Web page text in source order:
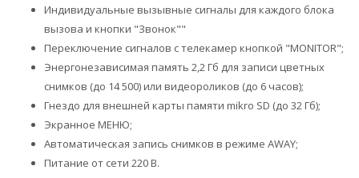
Индивидуальные вызывные сигналы для каждого блока
вызова и кнопки "Звонок""
Переключение сигналов с телекамер кнопкой "MONITOR";
Энергонезависимая память 2,2 Гб для записи цветных
снимков (до 14 500) или видеороликов (до 6 часов);
Гнездо для внешней карты памяти mikro SD (до 32 Гб);
Экранное МЕНЮ;
Автоматическая запись снимков в режиме AWAY;
Питание от сети 220 В.